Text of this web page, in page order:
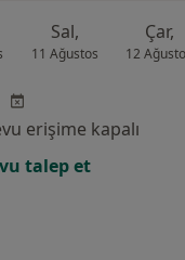
Sal,
11 Ağustos
Çar,
12
erişime kapalı
talep et